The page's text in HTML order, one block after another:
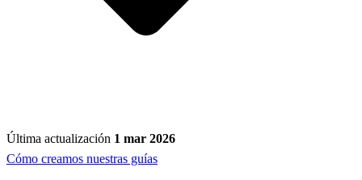
Última actualización 1 mar 2026
Cómo creamos nuestras guías